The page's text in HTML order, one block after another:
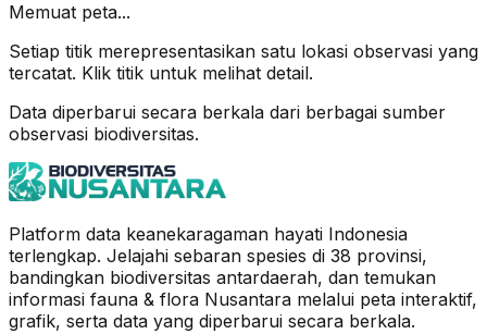
Memuat peta...
Setiap titik merepresentasikan satu lokasi observasi yang
tercatat. Klik titik untuk melihat detail.
Data diperbarui secara berkala dari berbagai sumber
observasi biodiversitas.
Platform data keanekaragaman hayati Indonesia
terlengkap. Jelajahi sebaran spesies di 38 provinsi,
bandingkan biodiversitas antardaerah, dan temukan
informasi fauna & flora Nusantara melalui peta interaktif,
grafik, serta data yang diperbarui secara berkala.